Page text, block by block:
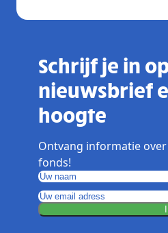
Schrijf je in
nieuwsbrief
hoogte
Ontvang informatie
fonds!